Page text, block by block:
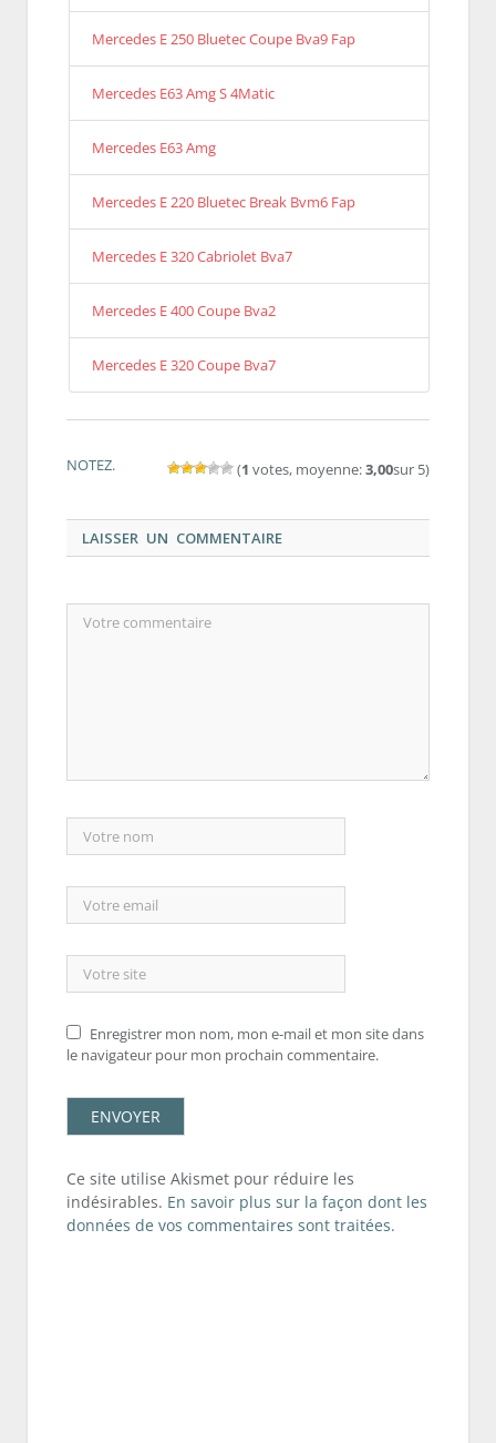
Mercedes E 250 Bluetec Coupe Bva9 Fap
Mercedes E63 Amg S 4Matic
Mercedes E63 Amg
Mercedes E 220 Bluetec Break Bvm6 Fap
Mercedes E 320 Cabriolet Bva7
Mercedes E 400 Coupe Bva2
Mercedes E 320 Coupe Bva7
NOTEZ. (1 votes, moyenne:3,00sur 5)
LAISSER UN COMMENTAIRE
Enregistrer mon nom, mon e-mail et mon site dans
le navigateur pour mon prochain commentaire.
Ce site utilise Akismet pour réduire les
indésirables. En savoir plus sur la façon dont les
données de vos commentaires sont traitées.